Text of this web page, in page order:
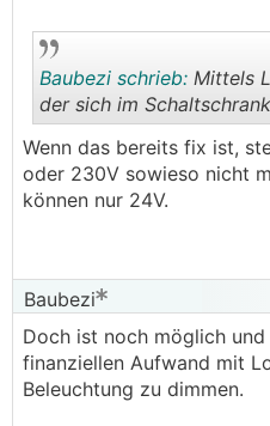
..
Baubezi schrieb: Mittels
der sich im
Wenn das bereits fix ist,
oder 230V sowieso nicht
können nur 24V.
Baubezi
Doch ist noch möglich
finanziellen Aufwand mit
Beleuchtung zu dimmen.